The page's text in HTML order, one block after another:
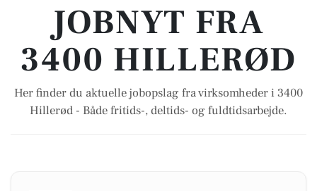
JOBNYT FRA
3400 HILLERØD
Her finder du aktuelle jobopslag fra virksomheder i 3400
Hillerød - Både fritids-, deltids- og fuldtidsarbejde.